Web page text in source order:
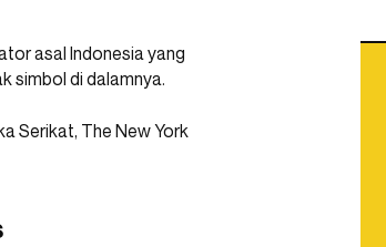
asal Indonesia yang
simbol di dalamnya.
Serikat, The New York